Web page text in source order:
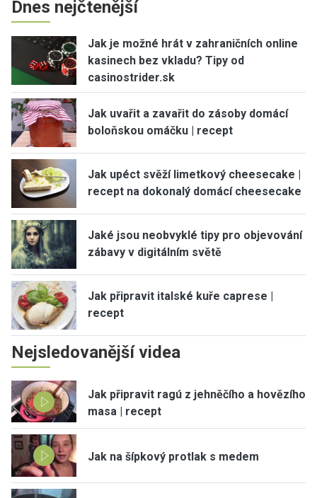
Dnes nejčtenější
Jak je možné hrát v zahraničních online
kasinech bez vkladu? Tipy od
casinostrider.sk
Jak uvařit a zavařit do zásoby domácí
boloňskou omáčku | recept
Jak upéct svěží limetkový cheesecake |
recept na dokonalý domácí cheesecake
Jaké jsou neobvyklé tipy pro objevování
zábavy v digitálním světě
Jak připravit italské kuře caprese |
recept
Nejsledovanější videa
Jak připravit ragú z jehněčího a hovězího
masa | recept
Jak na šípkový protlak s medem